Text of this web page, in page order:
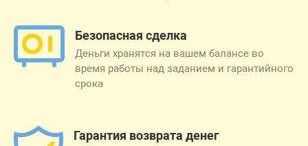
Безопасная сделка
Деньги хранятся на вашем балансе во
время работы над заданием и гарантийного
срока
Гарантия возврата денег